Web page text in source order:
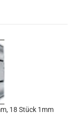
18 Stück 1mm